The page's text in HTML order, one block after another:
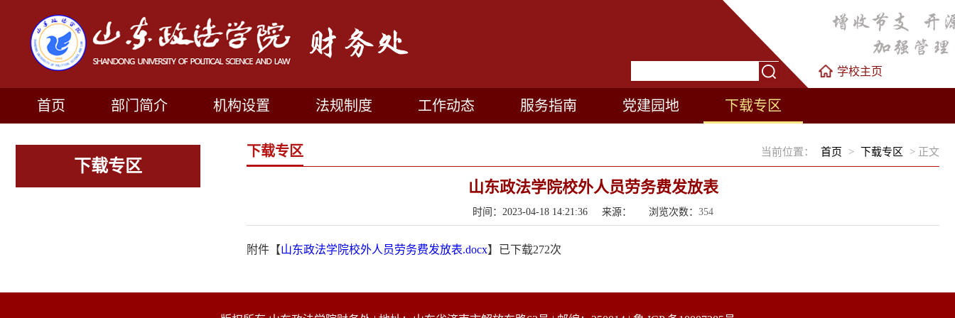
学校主页
首页 部门简介 机构设置 法规制度 工作动态 服务指南 党建园地 下载专区
下载专区
下载专区 当前位置： 首页 > 下载专区 > 正文
山东政法学院校外人员劳务费发放表
时间：2023-04-18 14:21:36 来源： 浏览次数： 354
附件【山东政法学院校外人员劳务费发放表.docx】已下载272次